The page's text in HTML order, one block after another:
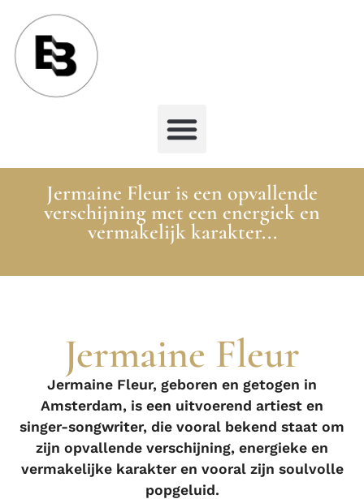
Jermaine Fleur is een opvallende
verschijning met een energiek en
vermakelijk karakter...
Jermaine Fleur
Jermaine Fleur, geboren en getogen in
Amsterdam, is een uitvoerend artiest en
singer-songwriter, die vooral bekend staat om
zijn opvallende verschijning, energieke en
vermakelijke karakter en vooral zijn soulvolle
popgeluid.